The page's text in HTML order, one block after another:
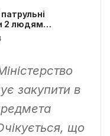
патрульні
2 людям
додому
закупити в
що